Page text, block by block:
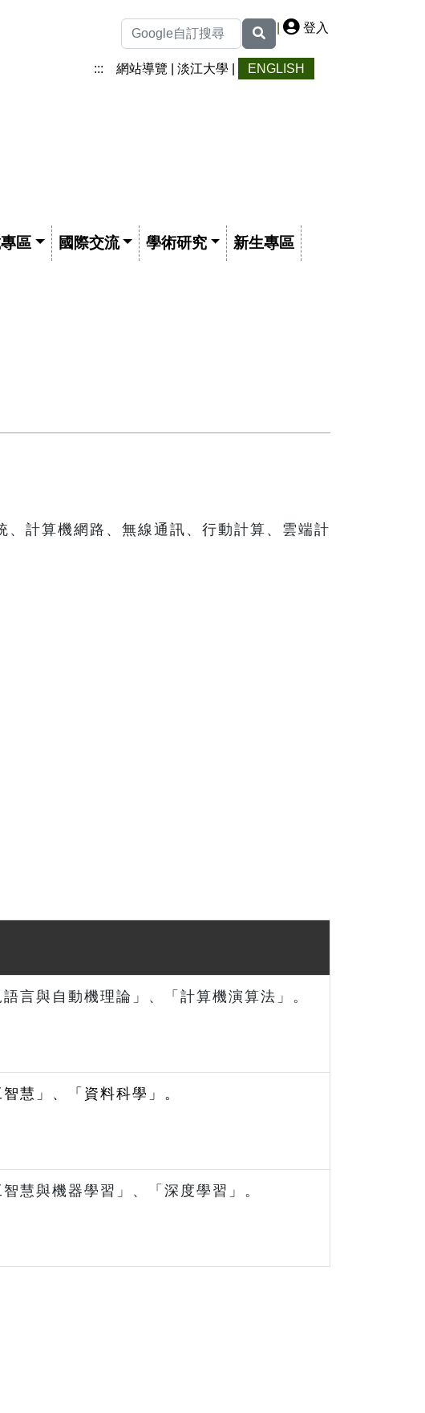
| 登入
::: 網站導覽 淡江大學 ENGLISH
區 國際交流 學術研究 新生專區
計算機網路、無線通訊、行動計算、雲端計
語言與自動機理論」、「計算機演算法」。
慧」、「資料科學」。
慧與機器學習」、「深度學習」。